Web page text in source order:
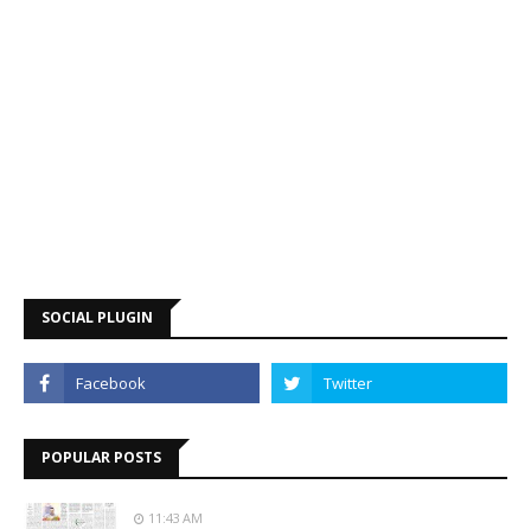
SOCIAL PLUGIN
POPULAR POSTS
11:43 AM